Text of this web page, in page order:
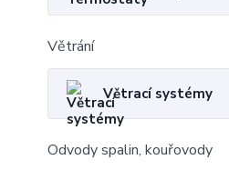
Větrání
Větrací systémy
Odvody spalin, kouřovody